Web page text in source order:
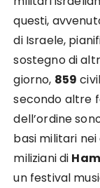
questi,
di Israele,
sostegno di
giorno, 859
secondo altre
dell’ordine
basi militari nei
miliziani di
un festival